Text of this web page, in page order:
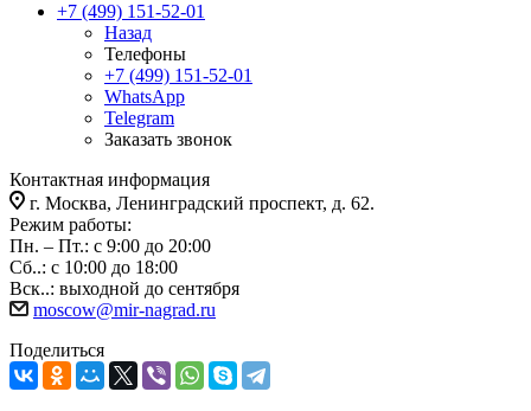
+7 (499) 151-52-01
Назад
Телефоны
+7 (499) 151-52-01
WhatsApp
Telegram
Заказать звонок
Контактная информация
г. Москва, Ленинградский проспект, д. 62.
Режим работы:
Пн. – Пт.: с 9:00 до 20:00
Сб..: с 10:00 до 18:00
Вск..: выходной до сентября
moscow@mir-nagrad.ru
Поделиться